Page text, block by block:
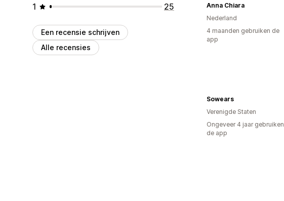
1
25
Een recensie schrijven
Alle recensies
Anna Chiara
Nederland
4 maanden gebruiken de
app
Sowears
Verenigde Staten
Ongeveer 4 jaar gebruiken
de app